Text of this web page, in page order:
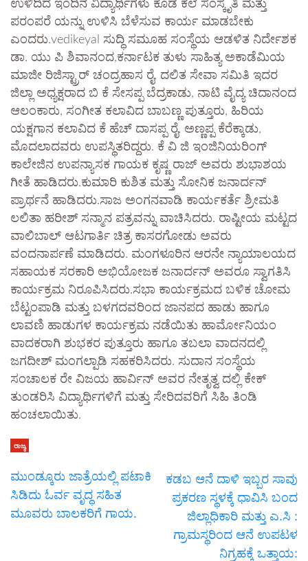
ಉಳಿದಿದೆ ಇಂದಿನ ವಿದ್ಯಾರ್ಥಿಗಳು ಕೂಡ ಕಲೆ ಸಂಸ್ಕೃತಿ ಮತ್ತು
ಪರಂಪರೆ ಯನ್ನು ಉಳಿಸಿ ಬೆಳೆಸುವ ಕಾರ್ಯ ಮಾಡಬೇಕು
ಎಂದರು.vedikeyal ಸುದ್ಧಿ ಸಮೂಹ ಸಂಸ್ಥೆಯ ಆಡಳಿತ ನಿರ್ದೇಶಕ
ಡಾ. ಯು ಪಿ ಶಿವಾನಂದ,ಕರ್ನಾಟಕ ತುಳು ಸಾಹಿತ್ಯ ಅಕಾಡೆಮಿಯ
ಮಾಜೀ ರಿಜಿಸ್ಟ್ರಾರ್ ಚಂದ್ರಹಾಸ ರೈ, ದಲಿತ ಸೇವಾ ಸಮಿತಿ ಇದರ
ಜಿಲ್ಲಾ ಅಧ್ಯಕ್ಷರಾದ ಬಿ ಕೆ ಸೇಸಪ್ಪ ಬೆದ್ರಕಾಡು, ನಾಟಿ ವೈದ್ಯ ಚಿದಾನಂದ
ಆಲಂಕಾರು, ಸಂಗೀತ ಕಲಾವಿದ ಬಾಬಣ್ಣ ಪುತ್ತೂರು, ಹಿರಿಯ
ಯಕ್ಷಗಾನ ಕಲಾವಿದ ಕೆ ಹೆಚ್ ದಾಸಪ್ಪ ರೈ, ಅಣ್ಣಪ್ಪ ಕೆರೆಕ್ಕಾಡು,
ಮೊದಲಾದವರು ಉಪಸ್ಥಿತರಿದ್ದರು. ಕೆ ವಿ ಜಿ ಇಂಜಿನಿಯರಿಂಗ್
ಕಾಲೇಜಿನ ಉಪನ್ಯಾಸಕ ಗಾಯಕ ಕೃಷ್ಣ ರಾಜ್ ಅವರು ಶುಭಾಶಯ
ಗೀತೆ ಹಾಡಿದರು.ಕುಮಾರಿ ಕುಶಿತ ಮತ್ತು ಸೋನಿಕ ಜನಾರ್ದನ್
ಪ್ರಾರ್ಥನೆ ಹಾಡಿದರು.ಸಾಜ ಅಂಗನವಾಡಿ ಕಾರ್ಯಕರ್ತೆ ಶ್ರೀಮತಿ
ಲಲಿತಾ ಹರೀಶ್ ಸನ್ಮಾನ ಪತ್ರವನ್ನು ವಾಚಿಸಿದರು. ರಾಷ್ಟೀಯ ಮಟ್ಟದ
ವಾಲಿಬಾಲ್ ಆಟಗಾರ್ತಿ ಚಿತ್ರ ಕಾಸರಗೋಡು ಅವರು
ವಂದನಾರ್ಪಣೆ ಮಾಡಿದರು. ಮಂಗಳೂರಿನ ಆರನೇ ನ್ಯಾಯಾಲಯದ
ಸಹಾಯಕ ಸರಕಾರಿ ಅಭಿಯೋಜಕ ಜನಾರ್ದನ್ ಅವರೂ ಸ್ವಾಗತಿಸಿ
ಕಾರ್ಯಕ್ರಮ ನಿರೂಪಿಸಿದರು.ಸಭಾ ಕಾರ್ಯಕ್ರಮದ ಬಳಿಕ ಚೋಮ
ಬೆಟ್ಟಂಪಾಡಿ ಮತ್ತು ಬಳಗದವರಿಂದ ಜಾನಪದ ಹಾಡು ಹಾಗೂ
ಲಾವಣಿ ಹಾಡುಗಳ ಕಾರ್ಯಕ್ರಮ ನಡೆಯಿತು ಹಾರ್ಮೋನಿಯಂ
ವಾದಕರಾಗಿ ಶುಭಕರ ಪುತ್ತೂರು ಹಾಗೂ ತಬಲಾ ವಾದನದಲ್ಲಿ
ಜಗದೀಶ್ ಮಂಗಲ್ಪಾಡಿ ಸಹಕರಿಸಿದರು. ಸುದಾನ ಸಂಸ್ಥೆಯ
ಸಂಚಾಲಕ ರೇ ವಿಜಯ ಹಾರ್ವಿನ್ ಅವರ ನೇತೃತ್ವ ದಲ್ಲಿ ಕೇಕ್
ತುಂಡರಿಸಿ ವಿದ್ಯಾರ್ಥಿಗಳಿಗೆ ಮತ್ತು ಸೇರಿದವರಿಗೆ ಸಿಹಿ ತಿಂಡಿ
ಹಂಚಲಾಯಿತು.
ರಾಜ್ಯ
ಮುಂಡ್ಕೂರು ಜಾತ್ರೆಯಲ್ಲಿ ಪಟಾಕಿ
ಸಿಡಿದು ಓರ್ವ ವೃದ್ಧ ಸಹಿತ
ಮೂವರು ಬಾಲಕರಿಗೆ ಗಾಯ.
ಕಡಬ ಆನೆ ದಾಳಿ ಇಬ್ಬರ ಸಾವು
ಪ್ರಕರಣ ಸ್ಥಳಕ್ಕೆ ಧಾವಿಸಿ ಬಂದ
ಜಿಲ್ಲಾಧಿಕಾರಿ ಮತ್ತು ಎ.ಸಿ :
ಗ್ರಾಮಸ್ಥರಿಂದ ಆನೆ ಉಪಟಳ
ನಿಗ್ರಹಕ್ಕೆ ಒತ್ತಾಯ: